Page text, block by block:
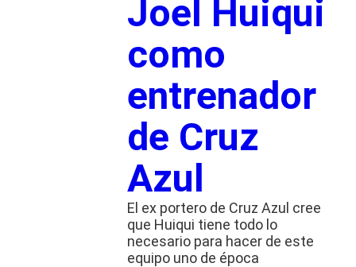
Joel Huiqui
como
entrenador
de Cruz
Azul
El ex portero de Cruz Azul cree
que Huiqui tiene todo lo
necesario para hacer de este
equipo uno de época